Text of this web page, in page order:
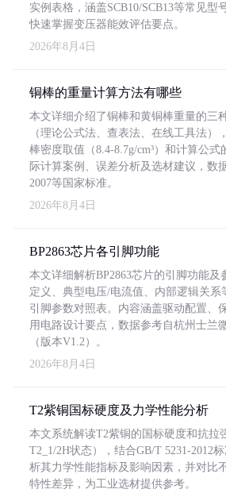
实例表格，涵盖SCB10/SCB13等常见型
快速掌握变压器能效评估要点。
2026年8月4日
铜棒的重量计算方法有哪些
本文详细介绍了铜棒和黄铜棒重量的三
（理论公式法、查表法、在线工具法）
棒密度取值（8.4-8.7g/cm³）和计算公式
际计算案例、误差分析及选材建议，数
2007等国家标准。
2026年8月4日
BP2863芯片各引脚功能
本文详细解析BP2863芯片的引脚功能及
定义、典型电压/电流值、内部逻辑关系
引脚参数对照表。内容涵盖驱动配置、
用电路设计要点，数据参考自杭州士兰
（版本V1.2）。
2026年8月4日
T2紫铜国标硬度及力学性能分析
本文系统解读T2紫铜的国标硬度和抗拉
T2_1/2H状态），结合GB/T 5231-2012
析其力学性能指标及影响因素，并对比
特性差异，为工业选材提供参考。